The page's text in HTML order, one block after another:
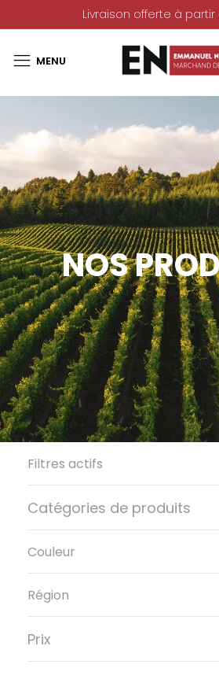
Livraison offerte à
NOS
Filtres actifs
Catégories de produits
Couleur
Région
Prix